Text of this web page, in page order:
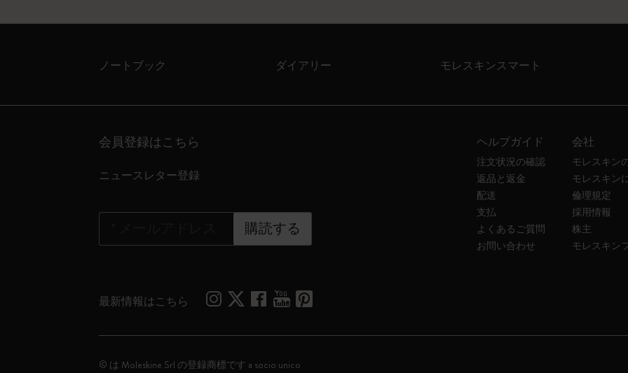
ノートブック ダイアリー モレスキンスマート
会員登録はこちら
ニュースレター登録
購読する
ヘルプガイド
注文状況の確認
返品と返金
配送
支払
よくあるご質問
お問い合わせ
会社
モレスキン
モレスキン
倫理規定
採用情報
株主
モレスキン
最新情報はこちら
© は Moleskine Srl の登録商標です a socio unico